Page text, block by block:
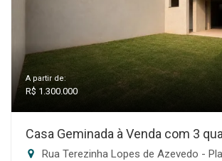
A partir de:
R$ 1.300.000
Casa Geminada à Venda com 3
Rua Terezinha Lopes de Azevedo - Planalto,